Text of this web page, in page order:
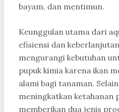
bayam, dan mentimun.
Keunggulan utama dari
efisiensi dan
mengurangi kebutuhan
pupuk kimia karena ikan
alami bagi tanaman.
meningkatkan ketahanan
memberikan dua jenis